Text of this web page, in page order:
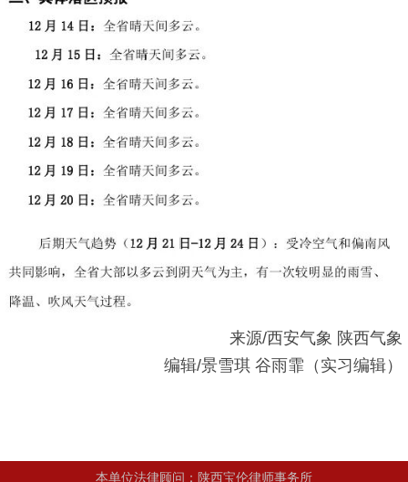
来源/西安气象 陕西气象
编辑/景雪琪 谷雨霏（实习编辑）
本单位法律顾问：陕西宝伦律师事务所